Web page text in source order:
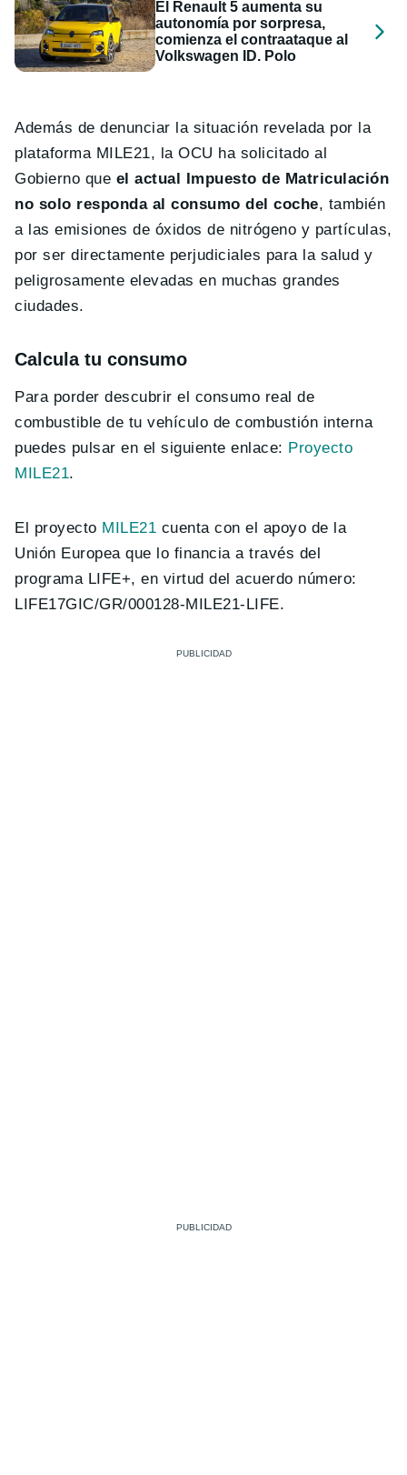
El Renault 5 aumenta su
autonomía por sorpresa,
comienza el contraataque al
Volkswagen ID. Polo
Además de denunciar la situación revelada por la
plataforma MILE21, la OCU ha solicitado al
Gobierno que el actual Impuesto de Matriculación
no solo responda al consumo del coche, también
a las emisiones de óxidos de nitrógeno y partículas,
por ser directamente perjudiciales para la salud y
peligrosamente elevadas en muchas grandes
ciudades.
Calcula tu consumo
Para porder descubrir el consumo real de
combustible de tu vehículo de combustión interna
puedes pulsar en el siguiente enlace: Proyecto
MILE21.
El proyecto MILE21 cuenta con el apoyo de la
Unión Europea que lo financia a través del
programa LIFE+, en virtud del acuerdo número:
LIFE17GIC/GR/000128-MILE21-LIFE.